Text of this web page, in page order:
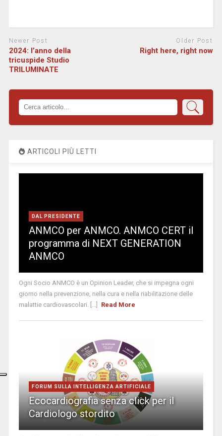
Newer Post
2024: l’anno della
tricuspide Studio
TRILUMINATE
Older Post
Right here, right now
ARTICOLI PIÙ LETTI
DAL PRESIDENTE
ANMCO per ANMCO. ANMCO CERT il
programma di NEXT GENERATION
ANMCO
Ogni Socio ANMCO è un Opinion Leader, che si impegna ogni
giorno nella prevenzione, nella cura e nella riabilitazione delle
malattie cardiovascolari. [...]
Read More
FORUM SULLA INTELLIGENZA ARTIFICIALE
Ecocardiografia senza click per il
Cardiologo stordito